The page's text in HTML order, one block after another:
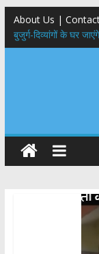
About Us |
बुजुर्ग-दिव्यांगों के घर
24×7 अलर्ट मोड में रहें
की विस्तृत समीक्षा
459 करोड़ से एचएनबी
शिक्षा मंत्री धन सिंह
मुख्यमंत्री से महानिदेशक
विस्तार एवं आधुनिक
एमडीडीए बोर्ड बैठक,
हरी झंडी